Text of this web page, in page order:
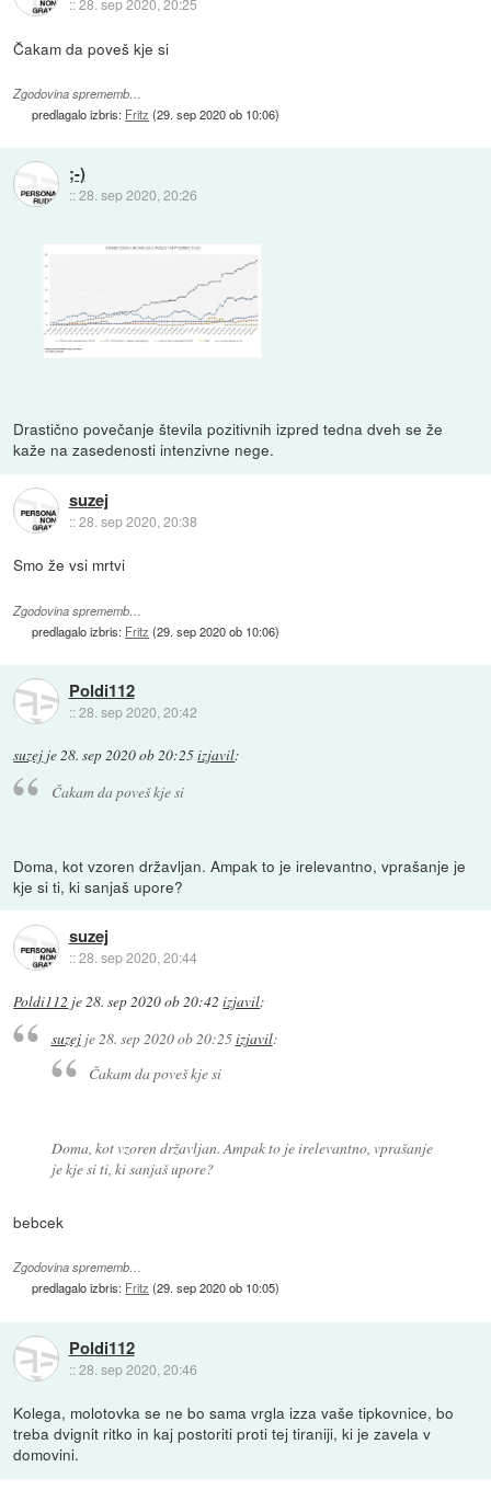
::28. sep 2020, 20:25
Čakam da poveš kje si
Zgodovina sprememb…
predlagalo izbris: Fritz (29. sep 2020 ob 10:06)
;-)
::28. sep 2020, 20:26
Drastično povečanje števila pozitivnih izpred tedna dveh se že
kaže na zasedenosti intenzivne nege.
suzej
::28. sep 2020, 20:38
Smo že vsi mrtvi
Zgodovina sprememb…
predlagalo izbris: Fritz (29. sep 2020 ob 10:06)
Poldi112
::28. sep 2020, 20:42
suzej je28. sep 2020 ob 20:25izjavil:
Čakam da poveš kje si
Doma, kot vzoren državljan. Ampak to je irelevantno, vprašanje je
kje si ti, ki sanjaš upore?
suzej
::28. sep 2020, 20:44
Poldi112 je28. sep 2020 ob 20:42 izjavil:
suzejje 28. sep 2020 ob 20:25izjavil:
Čakam da poveš kje si
Doma, kot vzoren državljan. Ampak to je irelevantno, vprašanje
je kje si ti, ki sanjaš upore?
bebcek
Zgodovina sprememb…
predlagalo izbris: Fritz (29. sep 2020 ob 10:05)
Poldi112
::28. sep 2020, 20:46
Kolega, molotovka se ne bo sama vrgla izza vaše tipkovnice, bo
treba dvignit ritko in kaj postoriti proti tej tiraniji, ki je zavela v
domovini.